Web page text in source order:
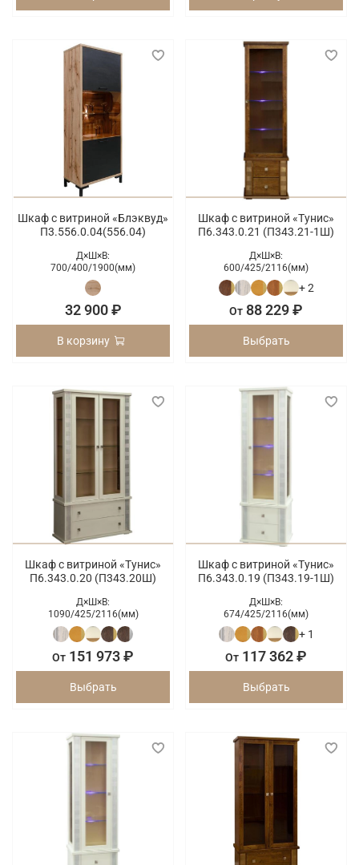
Шкаф с витриной «Блэквуд»
П3.556.0.04(556.04)
Д×Ш×В:
700/400/1900(мм)
32 900 ₽
В корзину
Шкаф с витриной «Тунис»
П6.343.0.21 (П343.21-1Ш)
Д×Ш×В:
600/425/2116(мм)
+ 2
От 88 229 ₽
Выбрать
Шкаф с витриной «Тунис»
П6.343.0.20 (П343.20Ш)
Д×Ш×В:
1090/425/2116(мм)
От 151 973 ₽
Выбрать
Шкаф с витриной «Тунис»
П6.343.0.19 (П343.19-1Ш)
Д×Ш×В:
674/425/2116(мм)
+ 1
От 117 362 ₽
Выбрать